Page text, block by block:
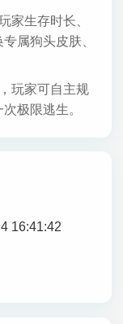
家生存时长、
属狗头皮肤、
玩家可自主规
极限逃生。
16:41:42